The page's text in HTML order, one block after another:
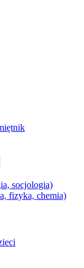
socjologia)
fizyka, chemia)